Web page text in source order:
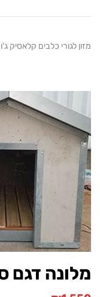
כלבים קלאסיק ג'וניור - עוף -
דגם